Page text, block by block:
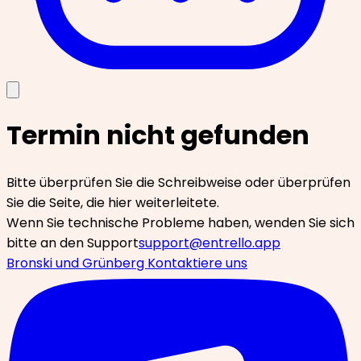
Termin nicht gefunden
Bitte überprüfen Sie die Schreibweise oder überprüfen
Sie die Seite, die hier weiterleitete.
Wenn Sie technische Probleme haben, wenden Sie sich
bitte an den Supportsupport@entrello.app
Bronski und Grünberg Kontaktiere uns